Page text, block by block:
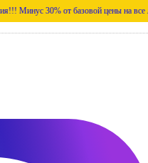
Минус 30% от базовой цены на все